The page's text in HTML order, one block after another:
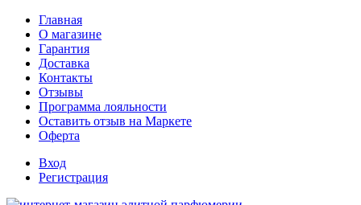
Главная
О магазине
Гарантия
Доставка
Контакты
Отзывы
Программа лояльности
Оставить отзыв на Маркете
Оферта
Вход
Регистрация